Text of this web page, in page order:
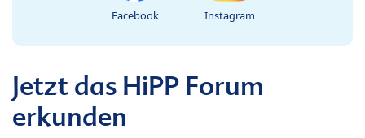
Facebook Instagram
Jetzt das HiPP Forum
erkunden